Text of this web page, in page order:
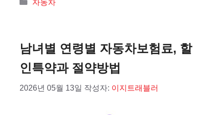
자동차
남녀별 연령별 자동차보험료, 할
인특약과 절약방법
2026년 05월 13일 작성자: 이지트래블러